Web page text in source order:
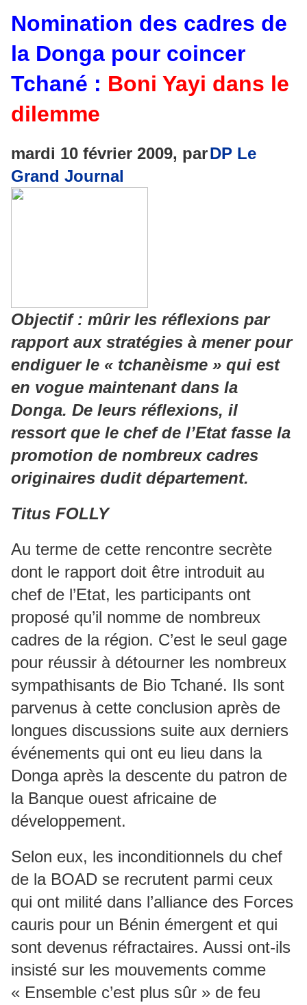
Nomination des cadres de
la Donga pour coincer
Tchané : Boni Yayi dans le
dilemme
mardi 10 février 2009, parDP Le
Grand Journal
Objectif : mûrir les réflexions par
rapport aux stratégies à mener pour
endiguer le « tchanèisme » qui est
en vogue maintenant dans la
Donga. De leurs réflexions, il
ressort que le chef de l’Etat fasse la
promotion de nombreux cadres
originaires dudit département.
Titus FOLLY
Au terme de cette rencontre secrète
dont le rapport doit être introduit au
chef de l’Etat, les participants ont
proposé qu’il nomme de nombreux
cadres de la région. C’est le seul gage
pour réussir à détourner les nombreux
sympathisants de Bio Tchané. Ils sont
parvenus à cette conclusion après de
longues discussions suite aux derniers
événements qui ont eu lieu dans la
Donga après la descente du patron de
la Banque ouest africaine de
développement.
Selon eux, les inconditionnels du chef
de la BOAD se recrutent parmi ceux
qui ont milité dans l’alliance des Forces
cauris pour un Bénin émergent et qui
sont devenus réfractaires. Aussi ont-ils
insisté sur les mouvements comme
« Ensemble c’est plus sûr » de feu